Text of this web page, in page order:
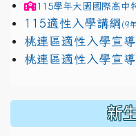
115學年大園國際高中
115適性入學講綱 (9
link to https://
桃連區適性入學宣
link to https://
桃連區適性入學宣
新